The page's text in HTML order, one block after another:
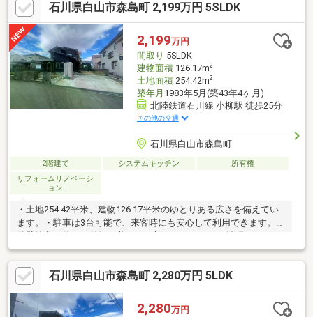
石川県白山市森島町 2,199万円 5SLDK
2,199万円
間取り 5SLDK
建物面積126.17m2
土地面積254.42m2
築年月 1983年5月(築43年4ヶ月)
北陸鉄道石川線 小柳駅 徒歩25分
その他の交通
石川県白山市森島町
2階建て システムキッチン
所有権
リフォームリノベーシ
ョン
・土地254.42平米、建物126.17平米のゆとりある広さを備えてい
ます。・駐車は3台可能で、来客時にも安心して利用できます。・
外壁塗装を施し、外観も美しく一新しています。・拡張された
LDKは開放感があり、ご家族団らんの場に最適です。・キッチン
や浴室などの水回り設備はすべて新品に交換済みです。・和室を
洋室へ変更し、内装も全面的にリニューアルしています。・5LDK
の間取りで、子育て世帯や在宅ワークにも適しています。・静か
な住環境で、快適な暮らしが可能です。
石川県白山市森島町 2,280万円 5LDK
2,280万円